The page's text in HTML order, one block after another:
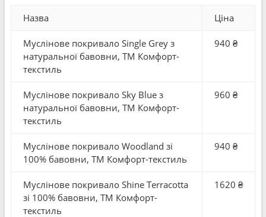
Назва Ціна
Муслінове покривало Single Grey з
натуральної бавовни, ТМ Комфорт-
текстиль
940 ₴
Муслінове покривало Sky Blue з
натуральної бавовни, ТМ Комфорт-
текстиль
960 ₴
Муслінове покривало Woodland зі
100% бавовни, ТМ Комфорт-текстиль
940 ₴
Муслінове покривало Shine Terracotta
зі 100% бавовни, ТМ Комфорт-
текстиль
1620 ₴